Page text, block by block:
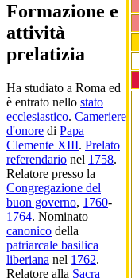
Formazione e
attività
prelatizia
Ha studiato a Roma ed
è entrato nello stato
ecclesiastico. Cameriere
d'onore di Papa
Clemente XIII. Prelato
referendario nel 1758.
Relatore presso la
Congregazione del
buon governo, 1760-
1764. Nominato
canonico della
patriarcale basilica
liberiana nel 1762.
Relatore alla Sacra